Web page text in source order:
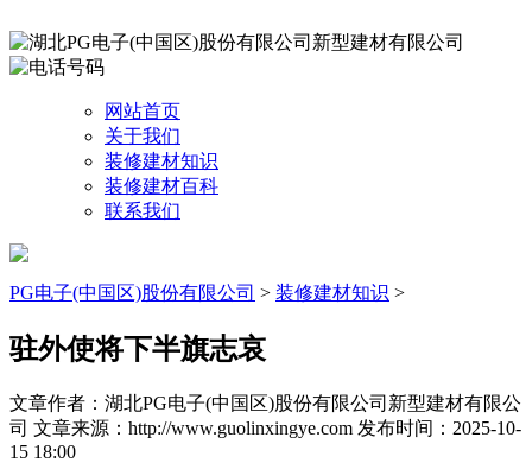
网站首页
关于我们
装修建材知识
装修建材百科
联系我们
PG电子(中国区)股份有限公司 > 装修建材知识 >
驻外使将下半旗志哀
文章作者：湖北PG电子(中国区)股份有限公司新型建材有限公
司 文章来源：http://www.guolinxingye.com 发布时间：2025-10-
15 18:00